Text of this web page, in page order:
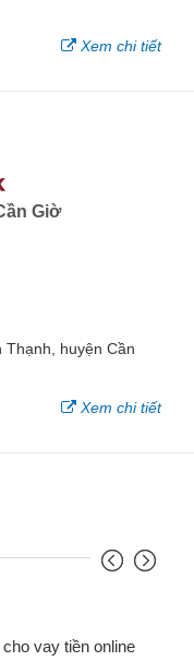
Xem chi tiết
Giờ
huyện Cần
Xem chi tiết
vay tiền online